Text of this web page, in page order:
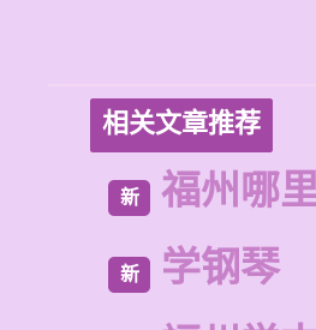
相关文章推荐
新 福州哪
新
学钢琴